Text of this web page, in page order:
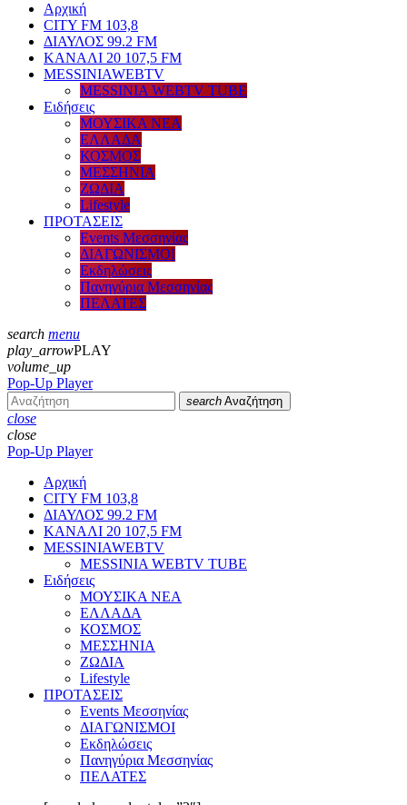
Αρχική
CITY FM 103,8
ΔΙΑΥΛΟΣ 99.2 FM
ΚΑΝΑΛΙ 20 107,5 FM
MESSINIAWEBTV
MESSINIA WEBTV TUBE
Eιδήσεις
ΜΟΥΣΙΚΑ ΝΕΑ
ΕΛΛΑΔΑ
ΚΟΣΜΟΣ
ΜΕΣΣΗΝΙΑ
ΖΩΔΙΑ
Lifestyle
ΠΡΟΤΑΣΕΙΣ
Events Μεσσηνίας
ΔΙΑΓΩΝΙΣΜΟΙ
Εκδηλώσεις
Πανηγύρια Μεσσηνίας
ΠΕΛΑΤΕΣ
search menu
play_arrowPLAY
volume_up
Pop-Up Player
search Αναζήτηση
close
close
Pop-Up Player
Αρχική
CITY FM 103,8
ΔΙΑΥΛΟΣ 99.2 FM
ΚΑΝΑΛΙ 20 107,5 FM
MESSINIAWEBTV
MESSINIA WEBTV TUBE
Eιδήσεις
ΜΟΥΣΙΚΑ ΝΕΑ
ΕΛΛΑΔΑ
ΚΟΣΜΟΣ
ΜΕΣΣΗΝΙΑ
ΖΩΔΙΑ
Lifestyle
ΠΡΟΤΑΣΕΙΣ
Events Μεσσηνίας
ΔΙΑΓΩΝΙΣΜΟΙ
Εκδηλώσεις
Πανηγύρια Μεσσηνίας
ΠΕΛΑΤΕΣ